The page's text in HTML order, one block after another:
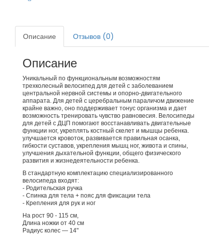
Описание Отзывов (0)
Описание
Уникальный по функциональным возможностям
трехколесный велосипед для детей с заболеванием
центральной нервной системы и опорно-двигательного
аппарата. Для детей с церебральным параличом движение
крайне важно, оно поддерживает тонус организма и дает
возможность тренировать чувство равновесия. Велосипеды
для детей с ДЦП помогают восстанавливать двигательные
функции ног, укреплять костный скелет и мышцы ребенка.
улучшается кровоток, развивается правильная осанка,
гибкости суставов, укрепления мышц ног, живота и спины,
улучшения дыхательной функции, общего физического
развития и жизнедеятельности ребенка.
В стандартную комплектацию специализированного
велосипеда входят:
- Родительская ручка
- Спинка для тела + пояс для фиксации тела
- Крепления для рук и ног
На рост 90 - 115 см,
Длина ножки от 40 см
Радиус колес ― 14"